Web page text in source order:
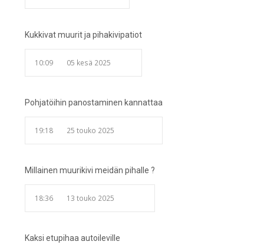
Kukkivat muurit ja pihakivipatiot
10:09 05 kesä 2025
Pohjatöihin panostaminen kannattaa
19:18 25 touko 2025
Millainen muurikivi meidän pihalle ?
18:36 13 touko 2025
Kaksi etupihaa autoileville